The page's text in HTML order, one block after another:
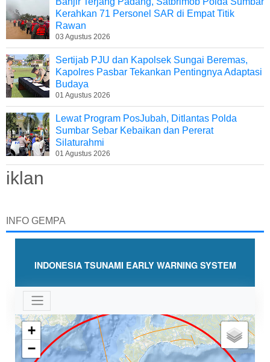
Kerahkan 71 Personel SAR di Empat Titik
Rawan
03 Agustus 2026
Sertijab PJU dan Kapolsek Sungai Beremas,
Kapolres Pasbar Tekankan Pentingnya Adaptasi
Budaya
01 Agustus 2026
Lewat Program PosJubah, Ditlantas Polda
Sumbar Sebar Kebaikan dan Pererat
Silaturahmi
01 Agustus 2026
iklan
INFO GEMPA